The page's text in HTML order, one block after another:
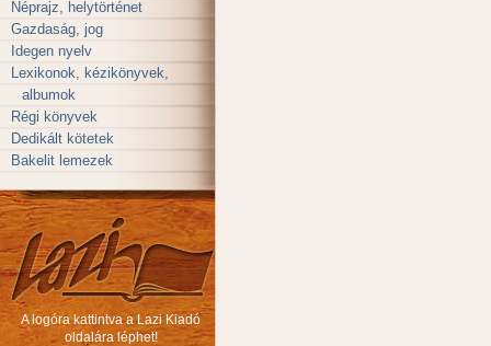
Néprajz, helytörténet
Gazdaság, jog
Idegen nyelv
Lexikonok, kézikönyvek,
albumok
Régi könyvek
Dedikált kötetek
Bakelit lemezek
A logóra kattintva a Lazi Kiadó
oldalára léphet!